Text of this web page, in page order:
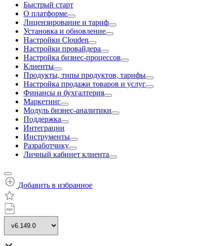
Быстрый старт
О платформе
Лицензирование и тариф
Установка и обновление
Настройки Clouden
Настройки провайдера
Настройка бизнес-процессов
Клиенты
Продукты, типы продуктов, тарифы
Настройка продажи товаров и услуг
Финансы и бухгалтерия
Маркетинг
Модуль бизнес-аналитики
Поддержка
Интеграции
Инструменты
Разработчику
Личный кабинет клиента
Добавить в избранное